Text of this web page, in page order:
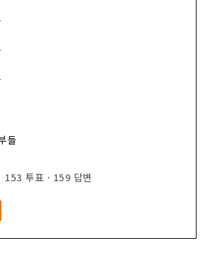
들
153 투표 · 159 답변